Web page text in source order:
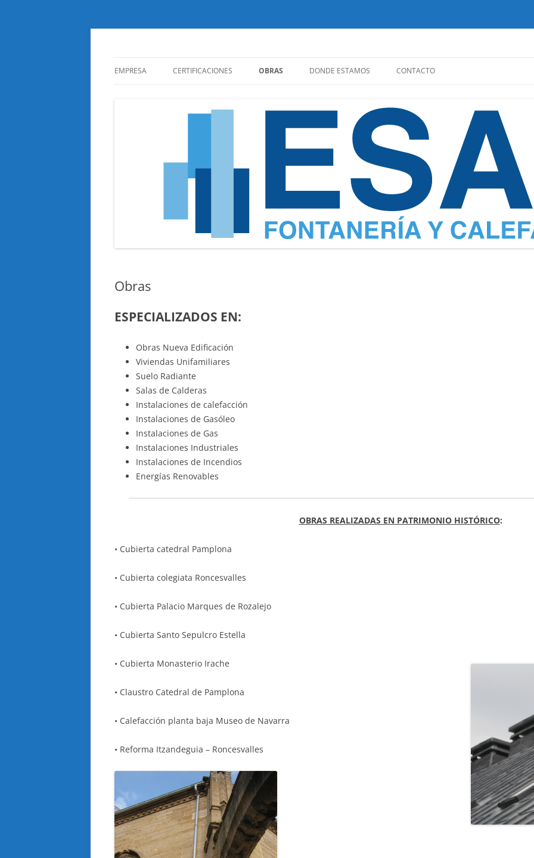
al
EMPRESA CERTIFICACIONES OBRAS DONDE ESTAMOS CONTACTO
Obras
ESPECIALIZADOS EN:
Obras Nueva Edificación
Viviendas Unifamiliares
Suelo Radiante
Salas de Calderas
Instalaciones de calefacción
Instalaciones de Gasóleo
Instalaciones de Gas
Instalaciones Industriales
Instalaciones de Incendios
Energías Renovables
OBRAS REALIZADAS EN PATRIMONIO HISTÓRICO:
• Cubierta catedral Pamplona
• Cubierta colegiata Roncesvalles
• Cubierta Palacio Marques de Rozalejo
• Cubierta Santo Sepulcro Estella
• Cubierta Monasterio Irache
• Claustro Catedral de Pamplona
• Calefacción planta baja Museo de Navarra
• Reforma Itzandeguia – Roncesvalles